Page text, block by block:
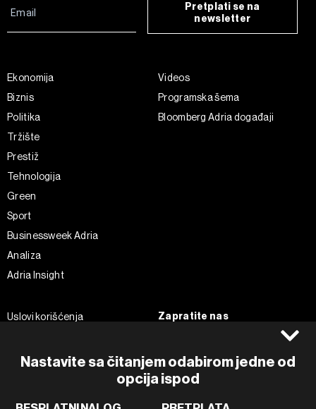
Nastavite sa čitanjem odabirom jedne od
opcija ispod
Pretplati se na
newsletter
Ekonomija
Biznis
Politika
Tržište
Prestiž
Tehnologija
Green
Sport
Businessweek Adria
Analiza
Adria Insight
Videos
Programska šema
Bloomberg Adria događaji
Uslovi korišćenja
Impressum
Zapratite nas
Instagram
Twitter